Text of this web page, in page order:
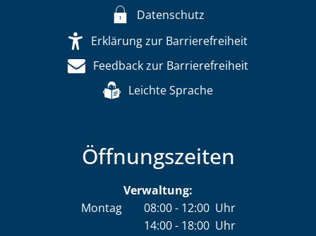
Datenschutz
Erklärung zur Barrierefreiheit
Feedback zur Barrierefreiheit
Leichte Sprache
Öffnungszeiten
Verwaltung:
Montag
08:00- 12:00 Uhr
Von 08:00 bis 12:00 Uhr
14:00- 18:00 Uhr